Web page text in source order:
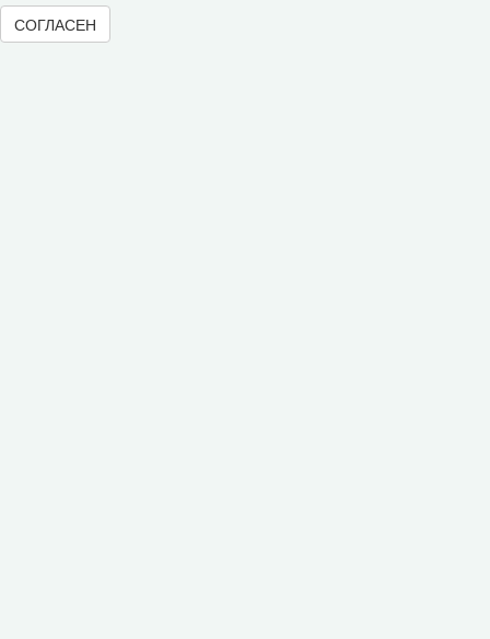
СОГЛАСЕН